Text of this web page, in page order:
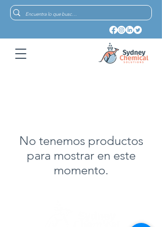
No tenemos productos
para mostrar en este
momento.